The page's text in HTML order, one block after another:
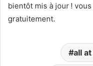
bientôt mis à jour !
gratuitement.
all at